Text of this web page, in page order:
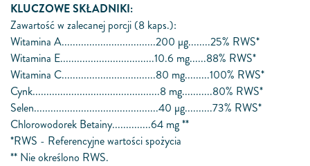
KLUCZOWE SKŁADNIKI:
Zawartość w zalecanej porcji (8 kaps.):
Witamina A..................................200 μg........25% RWS*
Witamina E..................................10.6 mg......88% RWS*
Witamina C..................................80 mg.........100% RWS*
Cynk..............................................8 mg...........80% RWS*
Selen.............................................40 μg..........73% RWS*
Chlorowodorek Betainy..............64 mg **
*RWS - Referencyjne wartości spożycia
** Nie określono RWS.